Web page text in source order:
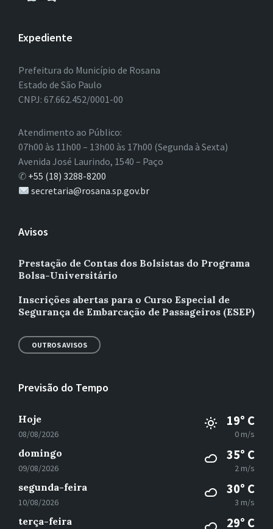
Expediente
Prefeitura do Município de Rosana
Estado de São Paulo
CNPJ: 67.662.452/0001-00
Atendimento ao Público:
07h00 às 11h00 – 13h00 às 17h00 (Segunda à Sexta)
Avenida José Laurindo, 1540 – Paço
✆ +55 (18) 3288-8200
secretaria@rosana.sp.gov.br
Avisos
Prestação de Contas dos Bolsistas do Programa
Bolsa-Universitário
Inscrições abertas para o Curso Especial de
Segurança de Embarcação de Passageiros (ESEP)
OUTROS AVISOS
Previsão do Tempo
Hoje
08/08/2026
19° C
0 m/s
domingo
09/08/2026
35° C
2 m/s
segunda-feira
10/08/2026
30° C
3 m/s
terça-feira 29° C